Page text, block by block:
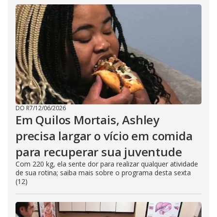
DO R7/12/06/2026
Em Quilos Mortais, Ashley
precisa largar o vício em comida
para recuperar sua juventude
Com 220 kg, ela sente dor para realizar qualquer atividade
de sua rotina; saiba mais sobre o programa desta sexta
(12)